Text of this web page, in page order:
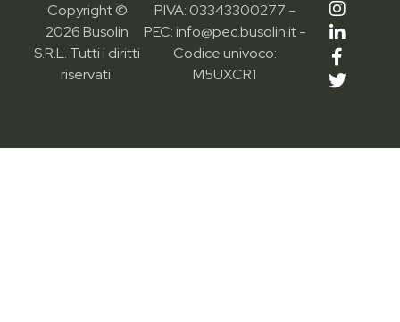
Copyright ©
2026 Busolin
S.R.L. Tutti i diritti
riservati.
P.IVA: 03343300277 -
PEC: info@pec.busolin.it -
Codice univoco:
M5UXCR1